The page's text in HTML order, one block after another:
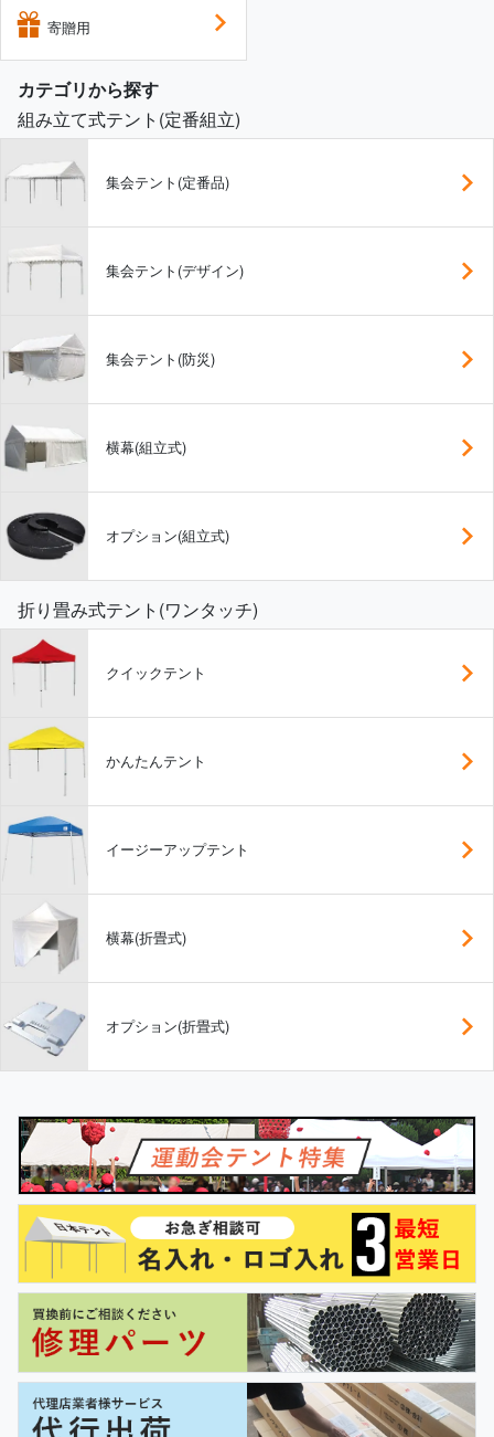
寄贈用
カテゴリから探す
組み立て式テント(定番組立)
集会テント(定番品)
集会テント(デザイン)
集会テント(防災)
横幕(組立式)
オプション(組立式)
折り畳み式テント(ワンタッチ)
クイックテント
かんたんテント
イージーアップテント
横幕(折畳式)
オプション(折畳式)